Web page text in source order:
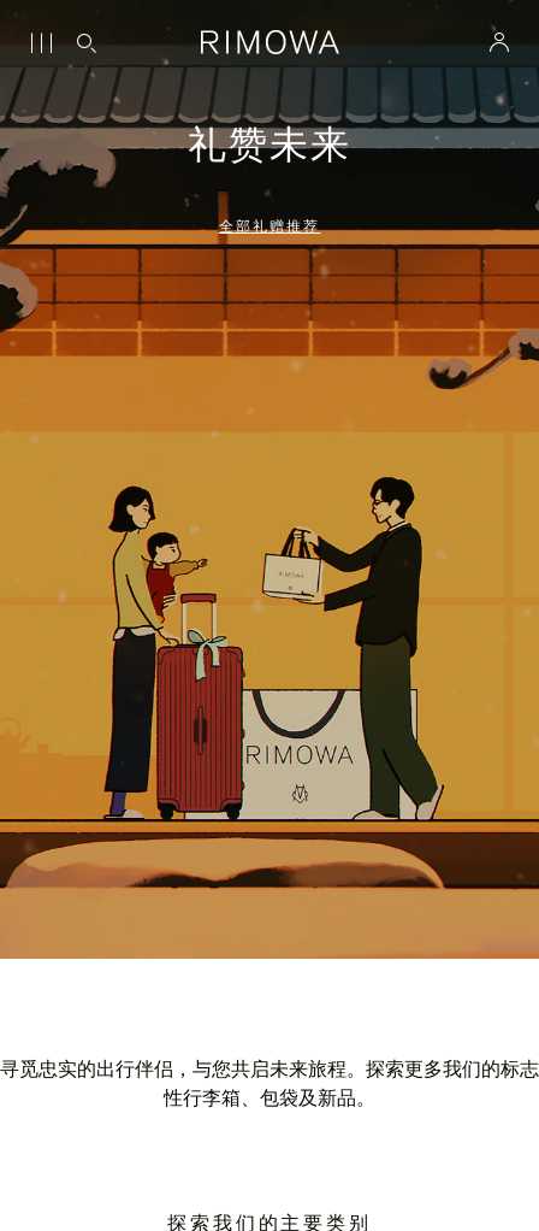
礼赞未来
全部礼赠推荐
寻觅忠实的出行伴侣，与您共启未来旅程。探索更多我们的标志
性行李箱、包袋及新品。
探索我们的主要类别